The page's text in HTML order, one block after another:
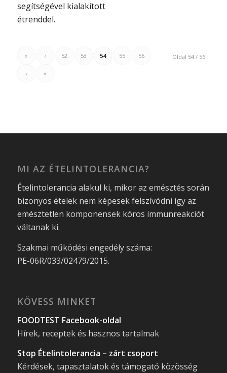
segítségével kialakított
étrenddel.
Oldal 54 / 56
« ‹ 52 53 54 55 56
› »
MI AZ ÉTELINTOLERANCIA?
Ételintolerancia alakul ki, mikor az emésztés során
bizonyos ételek nem képesek felszívódni így az
emésztetlen komponensek kóros immunreakciót
váltanak ki.
Szakmai működési engedély száma:
PE-06R/033/02479/2015.
KÖVESS MINKET
FOODTEST Facebook-oldal
Hírek, receptek és hasznos tartalmak
Stop Ételintolerancia – zárt csoport
Kérdések, tapasztalatok és támogató közösség